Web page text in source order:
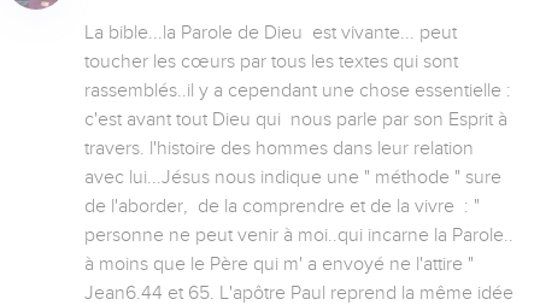
La bible...la Parole de Dieu  est vivante... peut
toucher les cœurs par tous les textes qui sont
rassemblés..il y a cependant une chose essentielle :
c'est avant tout Dieu qui  nous parle par son Esprit à
travers. l'histoire des hommes dans leur relation
avec lui...Jésus nous indique une " méthode " sure
de l'aborder,  de la comprendre et de la vivre  : "
personne ne peut venir à moi..qui incarne la Parole..
à moins que le Père qui m' a envoyé ne l'attire "
Jean6.44 et 65. L'apôtre Paul reprend la même idée